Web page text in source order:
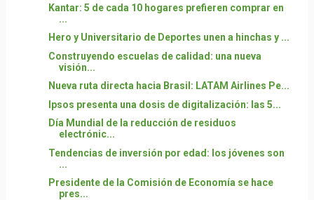
Kantar: 5 de cada 10 hogares prefieren comprar en
...
Hero y Universitario de Deportes unen a hinchas y ...
Construyendo escuelas de calidad: una nueva
visión...
Nueva ruta directa hacia Brasil: LATAM Airlines Pe...
Ipsos presenta una dosis de digitalización: las 5...
Día Mundial de la reducción de residuos
electrónic...
Tendencias de inversión por edad: los jóvenes son
...
Presidente de la Comisión de Economía se hace
pres...